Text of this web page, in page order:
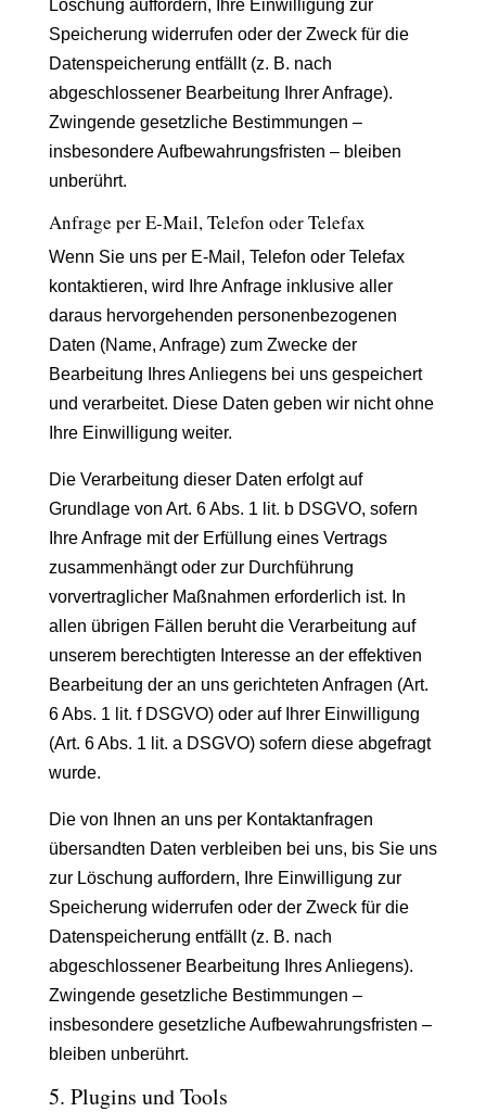
Löschung auffordern, Ihre Einwilligung zur
Speicherung widerrufen oder der Zweck für die
Datenspeicherung entfällt (z. B. nach
abgeschlossener Bearbeitung Ihrer Anfrage).
Zwingende gesetzliche Bestimmungen –
insbesondere Aufbewahrungsfristen – bleiben
unberührt.
Anfrage per E-Mail, Telefon oder Telefax
Wenn Sie uns per E-Mail, Telefon oder Telefax
kontaktieren, wird Ihre Anfrage inklusive aller
daraus hervorgehenden personenbezogenen
Daten (Name, Anfrage) zum Zwecke der
Bearbeitung Ihres Anliegens bei uns gespeichert
und verarbeitet. Diese Daten geben wir nicht ohne
Ihre Einwilligung weiter.
Die Verarbeitung dieser Daten erfolgt auf
Grundlage von Art. 6 Abs. 1 lit. b DSGVO, sofern
Ihre Anfrage mit der Erfüllung eines Vertrags
zusammenhängt oder zur Durchführung
vorvertraglicher Maßnahmen erforderlich ist. In
allen übrigen Fällen beruht die Verarbeitung auf
unserem berechtigten Interesse an der effektiven
Bearbeitung der an uns gerichteten Anfragen (Art.
6 Abs. 1 lit. f DSGVO) oder auf Ihrer Einwilligung
(Art. 6 Abs. 1 lit. a DSGVO) sofern diese abgefragt
wurde.
Die von Ihnen an uns per Kontaktanfragen
übersandten Daten verbleiben bei uns, bis Sie uns
zur Löschung auffordern, Ihre Einwilligung zur
Speicherung widerrufen oder der Zweck für die
Datenspeicherung entfällt (z. B. nach
abgeschlossener Bearbeitung Ihres Anliegens).
Zwingende gesetzliche Bestimmungen –
insbesondere gesetzliche Aufbewahrungsfristen –
bleiben unberührt.
5. Plugins und Tools